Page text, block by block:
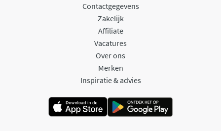
Contactgegevens
Zakelijk
Affiliate
Vacatures
Over ons
Merken
Inspiratie & advies